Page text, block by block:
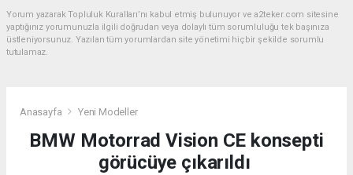
Yorum yazarak Topluluk Kuralları’nı kabul etmiş bulunuyor ve a2teker.com sitesine
yaptığınız yorumunuzla ilgili doğrudan veya dolaylı tüm sorumluluğu tek başınıza
üstleniyorsunuz. Yazılan tüm yorumlardan site yönetimi hiçbir şekilde sorumlu
tutulamaz.
Anasayfa Yeni Modeller
BMW Motorrad Vision CE konsepti
görücüye çıkarıldı